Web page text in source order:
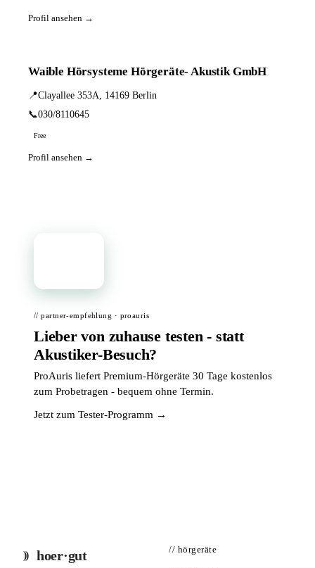
Profil ansehen →
Waible Hörsysteme Hörgeräte- Akustik GmbH
📍Clayallee 353A, 14169 Berlin
📞030/8110645
Free
Profil ansehen →
// partner-empfehlung · proauris
Lieber von zuhause testen - statt
Akustiker-Besuch?
ProAuris liefert Premium-Hörgeräte 30 Tage kostenlos
zum Probetragen - bequem ohne Termin.
Jetzt zum Tester-Programm →
hoer·gut // hörgeräte